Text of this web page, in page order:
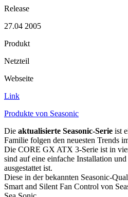
Release
27.04 2005
Produkt
Netzteil
Webseite
Link
Produkte von Seasonic
Die aktualisierte Seasonic-Serie ist
Familie folgen den neuesten Trends
Die CORE GX ATX 3-Serie ist in
sind auf eine einfache Installation
ausgestattet ist.
Diese in der bekannten Seasonic-
Smart and Silent Fan Control von